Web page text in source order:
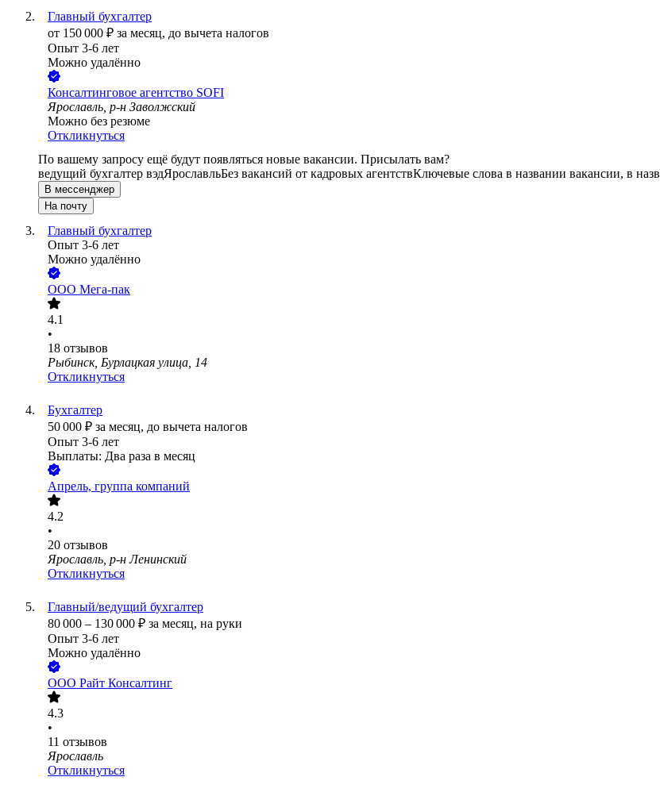
Главный бухгалтер
от 150 000 ₽ за месяц, до вычета налогов
Опыт 3-6 лет
Можно удалённо
Консалтинговое агентство SOFI
Ярославль, р-н Заволжский
Можно без резюме
Откликнуться
По вашему запросу ещё будут появляться новые вакансии. Присылать вам?
ведущий бухгалтер вэдЯрославльБез вакансий от кадровых агентствКлючевые слова в названии вакансии, в
В мессенджер
На почту
Главный бухгалтер
Опыт 3-6 лет
Можно удалённо
ООО Мега-пак
4.1
•
18 отзывов
Рыбинск, Бурлацкая улица, 14
Откликнуться
Бухгалтер
50 000 ₽ за месяц, до вычета налогов
Опыт 3-6 лет
Выплаты: Два раза в месяц
Апрель, группа компаний
4.2
•
20 отзывов
Ярославль, р-н Ленинский
Откликнуться
Главный/ведущий бухгалтер
80 000 – 130 000 ₽ за месяц, на руки
Опыт 3-6 лет
Можно удалённо
ООО Райт Консалтинг
4.3
•
11 отзывов
Ярославль
Откликнуться